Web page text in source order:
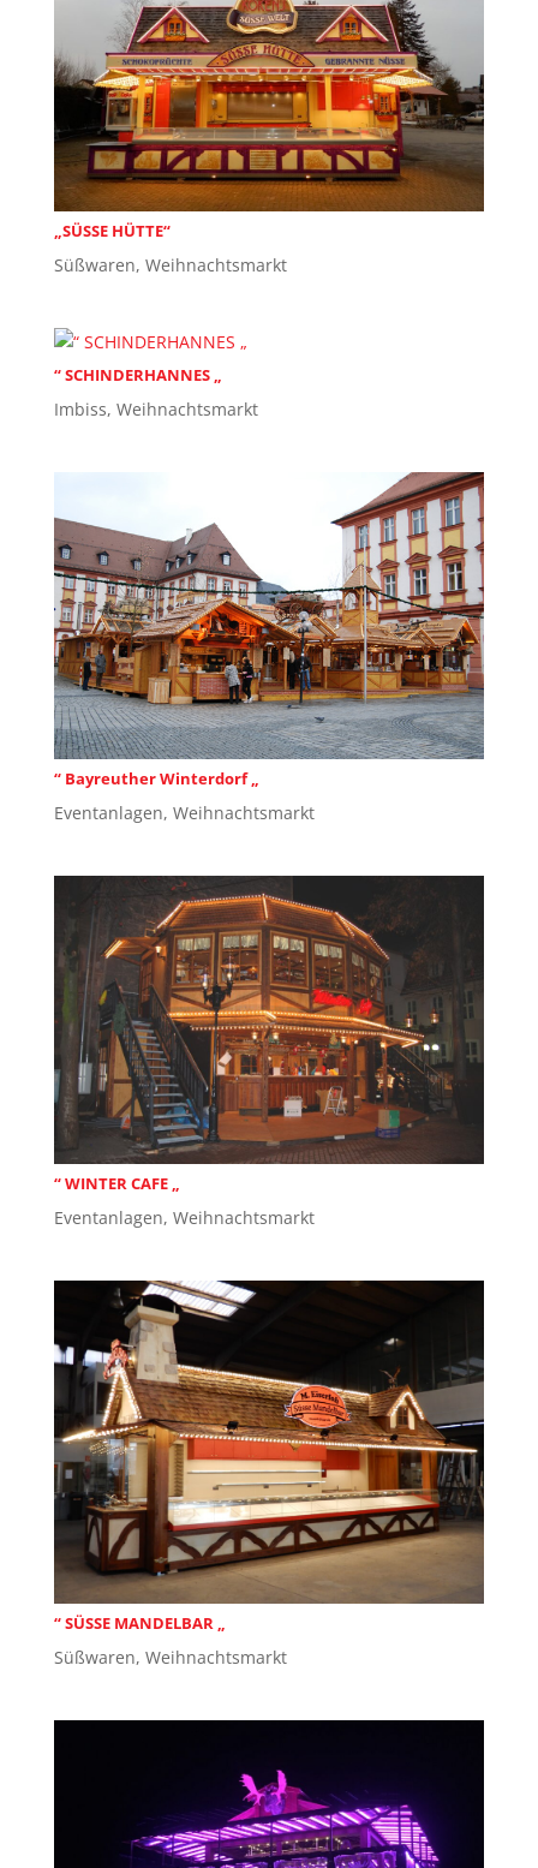
„SÜSSE HÜTTE“
Süßwaren, Weihnachtsmarkt
“ SCHINDERHANNES „
Imbiss, Weihnachtsmarkt
“ Bayreuther Winterdorf „
Eventanlagen, Weihnachtsmarkt
“ WINTER CAFE „
Eventanlagen, Weihnachtsmarkt
“ SÜSSE MANDELBAR „
Süßwaren, Weihnachtsmarkt